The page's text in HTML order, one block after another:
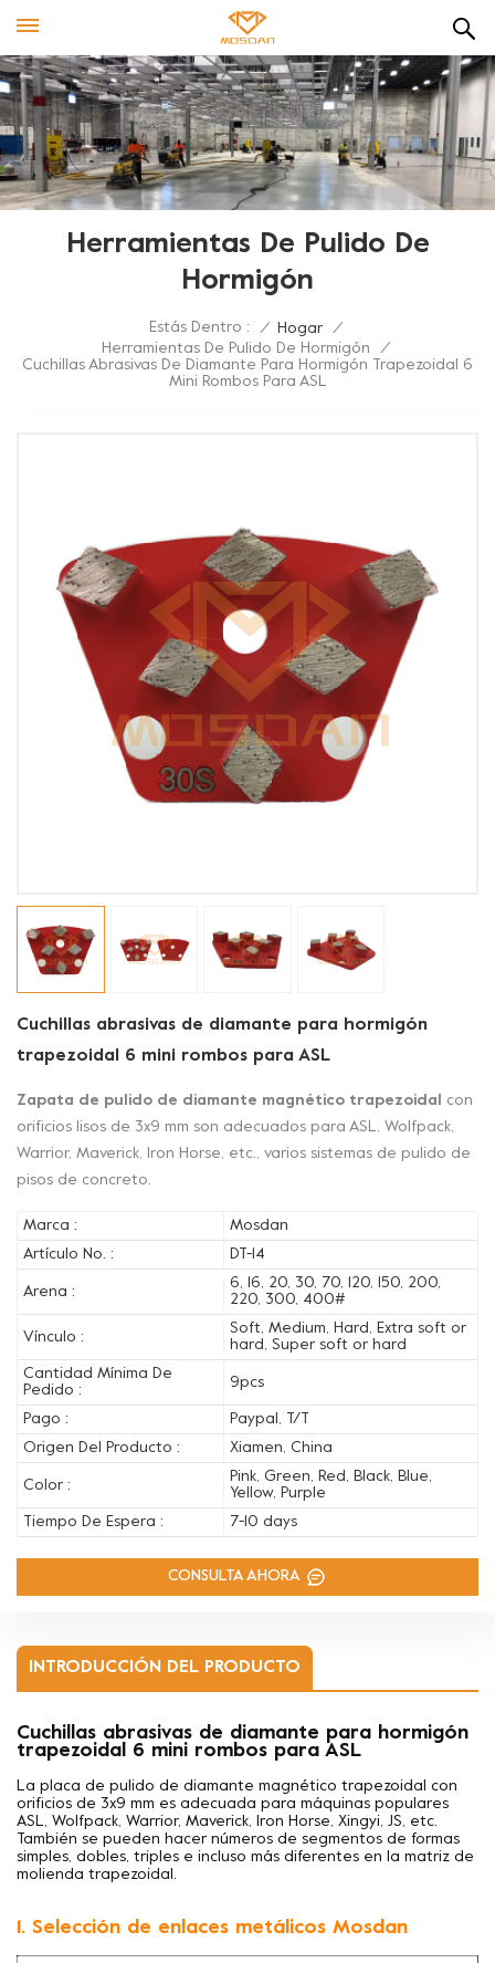
Herramientas De Pulido De
Hormigón
Estás Dentro : / Hogar
/
Herramientas De Pulido De Hormigón
/
Cuchillas Abrasivas De Diamante Para Hormigón Trapezoidal 6
Mini Rombos Para ASL
Cuchillas abrasivas de diamante para hormigón
trapezoidal 6 mini rombos para ASL
Zapata de pulido de diamante magnético trapezoidal con
orificios lisos de 3x9 mm son adecuados para ASL, Wolfpack,
Warrior, Maverick, Iron Horse, etc., varios sistemas de pulido de
pisos de concreto.
Marca :
Mosdan
Artículo No. :
DT-14
Arena :
6, 16, 20, 30, 70, 120, 150, 200,
220, 300, 400#
Vínculo :
Soft, Medium, Hard, Extra soft or
hard, Super soft or hard
Cantidad Mínima De
Pedido :
9pcs
Pago :
Paypal, T/T
Origen Del Producto :
Xiamen, China
Color :
Pink, Green, Red, Black, Blue,
Yellow, Purple
Tiempo De Espera :
7-10 days
CONSULTA AHORA
INTRODUCCIÓN DEL PRODUCTO
Cuchillas abrasivas de diamante para hormigón
trapezoidal 6 mini rombos para ASL
La placa de pulido de diamante magnético trapezoidal con
orificios de 3x9 mm es adecuada para máquinas populares
ASL, Wolfpack, Warrior, Maverick, Iron Horse, Xingyi, JS, etc.
También se pueden hacer números de segmentos de formas
simples, dobles, triples e incluso más diferentes en la matriz de
molienda trapezoidal.
1. Selección de enlaces metálicos Mosdan